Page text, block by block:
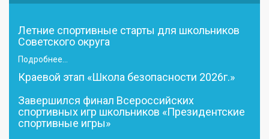
Летние спортивные старты для школьников
Советского округа
Подробнее...
Краевой этап «Школа безопасности 2026г.»
Завершился финал Всероссийских
спортивных игр школьников «Президентские
спортивные игры»